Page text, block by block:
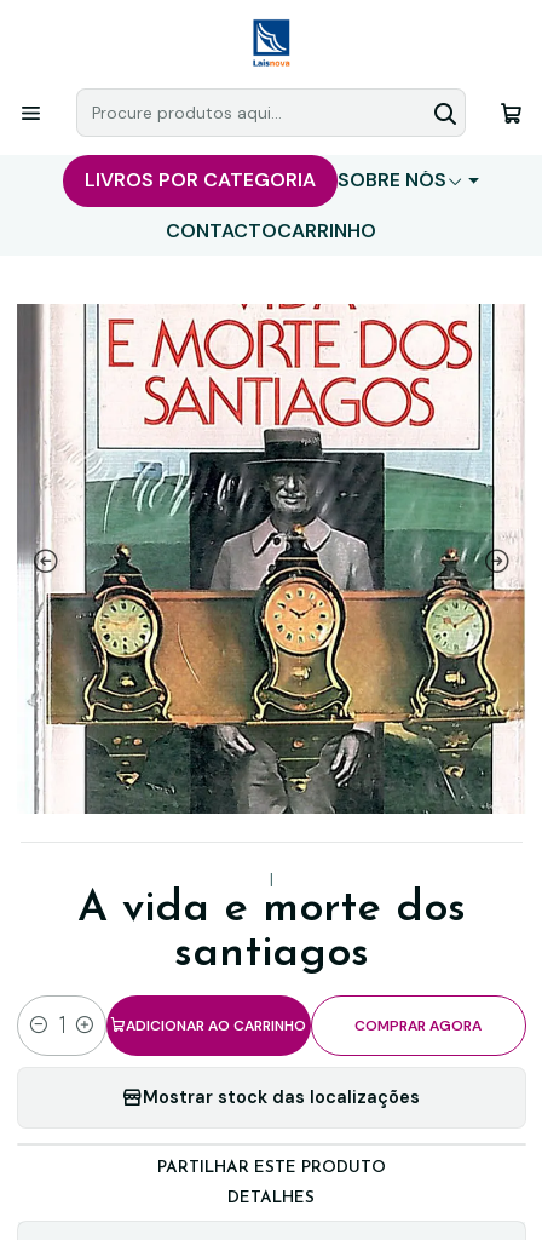
LIVROS POR CATEGORIA
SOBRE NÓS
CONTACTOCARRINHO
|
A vida e morte dos
santiagos
Quantidade
ADICIONAR AO CARRINHO COMPRAR AGORA
Mostrar stock das localizações
PARTILHAR ESTE PRODUTO
DETALHES